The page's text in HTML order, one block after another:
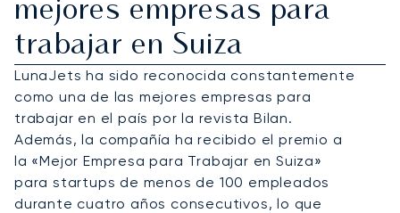
mejores empresas para
trabajar en Suiza
LunaJets ha sido reconocida constantemente
como una de las mejores empresas para
trabajar en el país por la revista Bilan.
Además, la compañía ha recibido el premio a
la «Mejor Empresa para Trabajar en Suiza»
para startups de menos de 100 empleados
durante cuatro años consecutivos, lo que